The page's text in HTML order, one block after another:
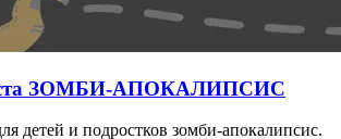
ЗОМБИ-АПОКАЛИПСИС
детей и подростков зомби-апокалипсис.